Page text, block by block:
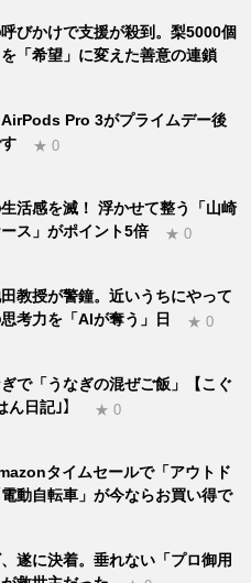
びかけで支援が殺到。梨5000個
「希望」に変えた善意の連鎖
Pro 3がプライムデー後
★ 0
活感を滅！ 浮かせて整う「山崎
ス」がポイント5倍
★ 0
教授が警鐘。近いうちにやって
考力を「AIが奪う」日
★ 0
で「うなぎの混ぜご飯」【こぐ
日記｣】
★ 0
タイムセールで「アウトド
動自転車」が今ならお買い得で
遂に決着。垂れない「プロ御用